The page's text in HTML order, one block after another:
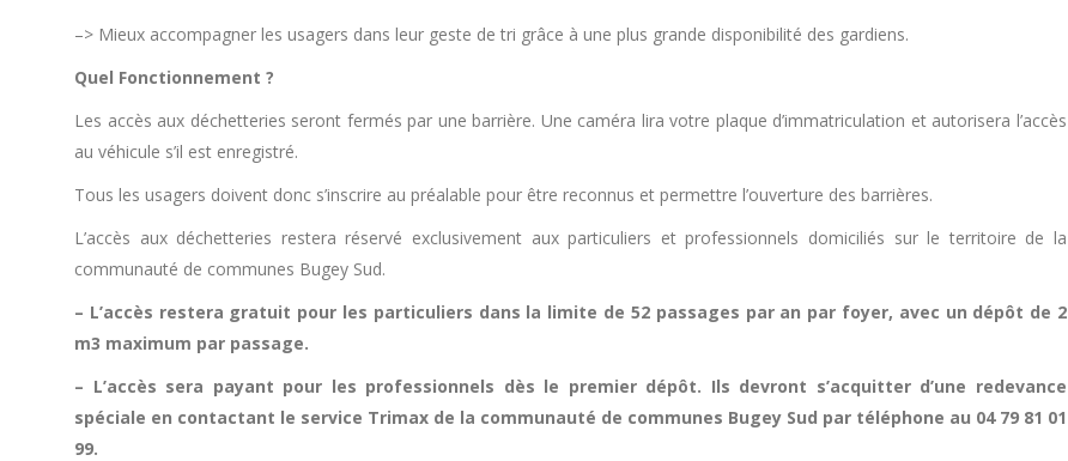
–> Mieux accompagner les usagers dans leur geste de tri grâce à une plus grande disponibilité des gardiens.
Quel Fonctionnement ?
Les accès aux déchetteries seront fermés par une barrière. Une caméra lira votre plaque d’immatriculation et autorisera l’accès
au véhicule s’il est enregistré.
Tous les usagers doivent donc s’inscrire au préalable pour être reconnus et permettre l’ouverture des barrières.
L’accès aux déchetteries restera réservé exclusivement aux particuliers et professionnels domiciliés sur le territoire de la
communauté de communes Bugey Sud.
– L’accès restera gratuit pour les particuliers dans la limite de 52 passages par an par foyer, avec un dépôt de 2
m3 maximum par passage.
– L’accès sera payant pour les professionnels dès le premier dépôt. Ils devront s’acquitter d’une redevance
spéciale en contactant le service Trimax de la communauté de communes Bugey Sud par téléphone au 04 79 81 01
99.